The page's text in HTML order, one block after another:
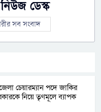
ডেস্ক
সব সংবাদ
চেয়ারম্যান পদে জাকির
নিয়ে তৃণমূলে ব্যাপক